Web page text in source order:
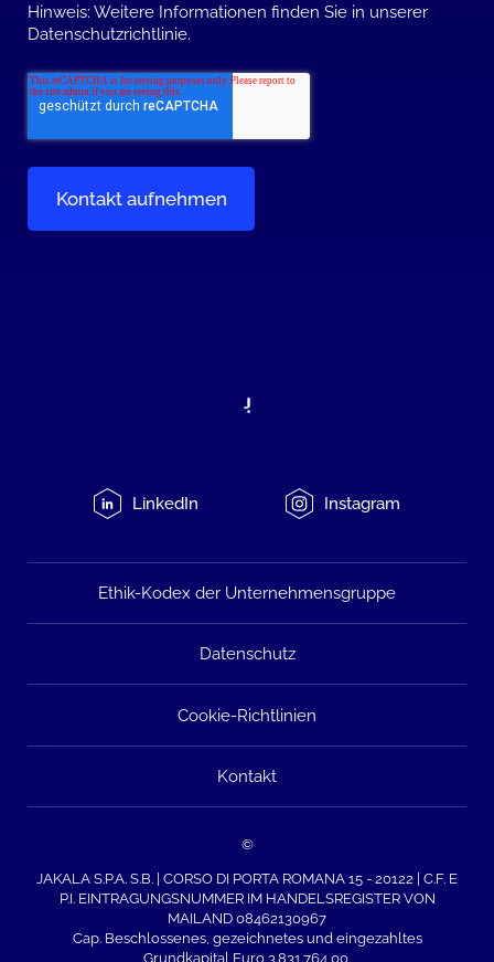
Hinweis: Weitere Informationen finden Sie in unserer
Datenschutzrichtlinie.
LinkedIn Instagram
Ethik-Kodex der Unternehmensgruppe
Datenschutz
Cookie-Richtlinien
Kontakt
©
JAKALA S.P.A. S.B. | CORSO DI PORTA ROMANA 15 - 20122 | C.F. E
P.I. EINTRAGUNGSNUMMER IM HANDELSREGISTER VON
MAILAND 08462130967
Cap. Beschlossenes, gezeichnetes und eingezahltes
Grundkapital Euro 3.831.764,00.